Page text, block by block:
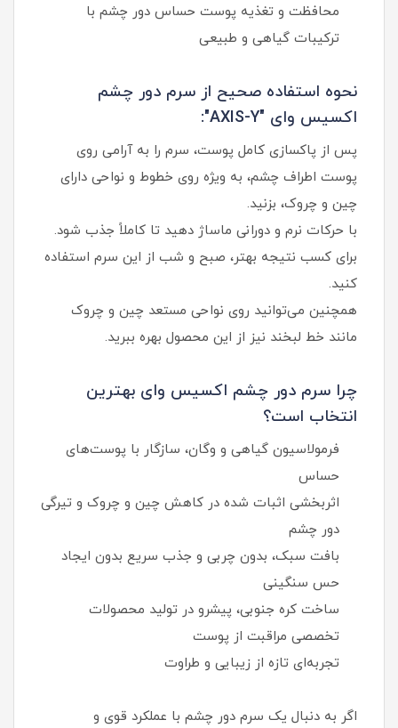
محافظت و تغذیه پوست حساس دور چشم با
ترکیبات گیاهی و طبیعی
نحوه استفاده صحیح از سرم دور چشم
اکسیس وای "AXIS-Y":
پس از پاکسازی کامل پوست، سرم را به آرامی روی
پوست اطراف چشم، به ویژه روی خطوط و نواحی دارای
چین و چروک، بزنید.
با حرکات نرم و دورانی ماساژ دهید تا کاملاً جذب شود.
برای کسب نتیجه بهتر، صبح و شب از این سرم استفاده
کنید.
همچنین می‌توانید روی نواحی مستعد چین و چروک
مانند خط لبخند نیز از این محصول بهره ببرید.
چرا سرم دور چشم اکسیس وای بهترین
انتخاب است؟
فرمولاسیون گیاهی و وگان، سازگار با پوست‌های
حساس
اثربخشی اثبات شده در کاهش چین و چروک و تیرگی
دور چشم
بافت سبک، بدون چربی و جذب سریع بدون ایجاد
حس سنگینی
ساخت کره جنوبی، پیشرو در تولید محصولات
تخصصی مراقبت از پوست
تجربه‌ای تازه از زیبایی و طراوت
اگر به دنبال یک سرم دور چشم با عملکرد قوی و